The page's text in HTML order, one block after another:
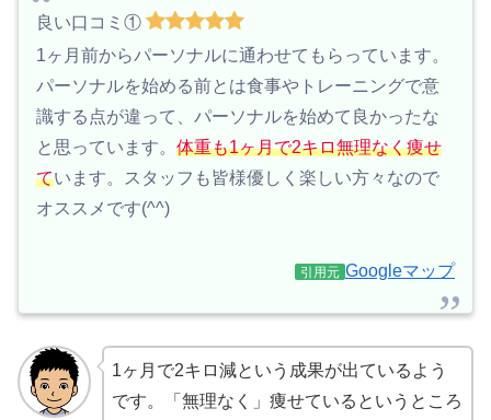
良い口コミ①
1ヶ月前からパーソナルに通わせてもらっています。
パーソナルを始める前とは食事やトレーニングで意
識する点が違って、パーソナルを始めて良かったな
と思っています。 体重も1ヶ月で2キロ無理なく痩せ
ています。スタッフも皆様優しく楽しい方々なので
オススメです(^^)
引用元 Googleマップ
1ヶ月で2キロ減という成果が出ているよう
です。「無理なく」痩せているというところ